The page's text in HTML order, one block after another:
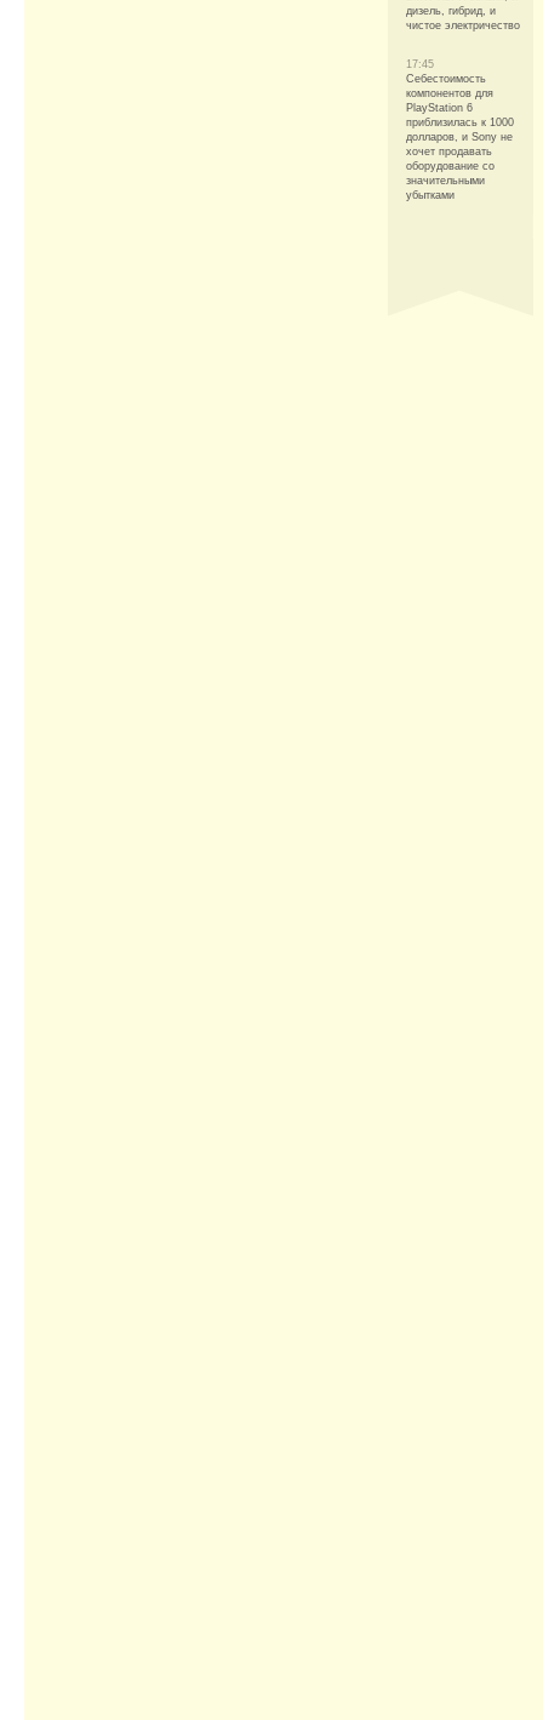
дизель, гибрид, и
чистое электричество
17:45
Себестоимость
компонентов для
PlayStation 6
приблизилась к 1000
долларов, и Sony не
хочет продавать
оборудование со
значительными
убытками